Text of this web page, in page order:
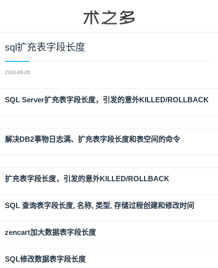
sql扩充表字段长度
2024-08-28
SQL Server扩充表字段长度，引发的意外KILLED/ROLLBACK
解决DB2事物日志满、扩充表字段长度和表空间的命令
扩充表字段长度，引发的意外KILLED/ROLLBACK
SQL 查询表字段长度, 名称, 类型, 存储过程创建和修改时间
zencart加大数据表字段长度
SQL修改数据表字段长度